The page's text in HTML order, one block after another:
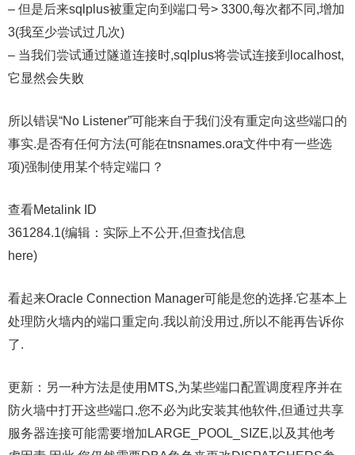
– 但是后来sqlplus被重定向到端口号> 3300,每次都不同,增加
3(我至少尝试过几次)
– 当我们尝试通过隧道连接时,sqlplus将尝试连接到localhost,
它显然会失败
所以错误“No Listener”可能来自于我们没有重定向这些端口的
事实.是否有任何方法(可能在tnsnames.ora文件中有一些选
项)强制使用某个特定端口？
查看Metalink ID
361284.1(编辑：实际上不公开,但查找信息
here)
看起来Oracle Connection Manager可能是您的选择.它基本上
处理防火墙内的端口重定向.我以前没用过,所以不能再告诉你
了.
更新：另一种方法是使用MTS,为某些端口配置调度程序并在
防火墙中打开这些端口.您不必为此安装其他软件,但通过共享
服务器连接可能需要增加LARGE_POOL_SIZE,以及其他考